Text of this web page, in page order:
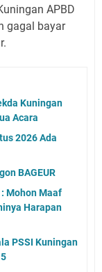
APBD
gagal bayar
Kuningan
Acara
2026 Ada
BAGEUR
Mohon Maaf
Harapan
PSSI Kuningan